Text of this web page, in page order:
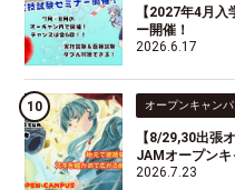
【2027年4月
ー開催！
2026.6.17
オープンキャンパ
【8/29,30出張
JAMオープンキ
2026.7.23